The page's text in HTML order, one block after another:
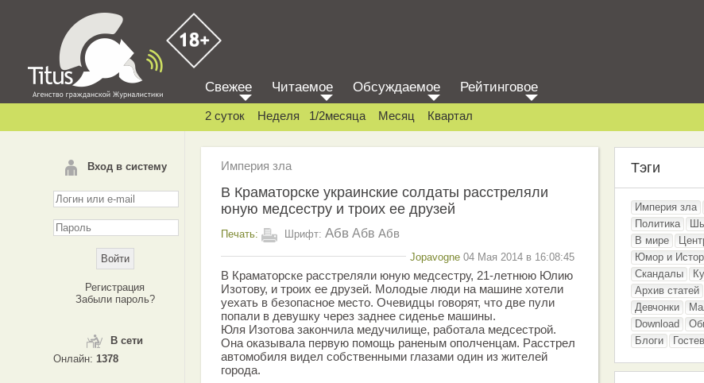
Вход в систему
Регистрация
Забыли пароль?
В сети
Онлайн: 1378
Свежее Читаемое Обсуждаемое Рейтинговое
2 суток Неделя 1/2месяца Месяц Квартал
Империя зла
В Краматорске украинские солдаты расстреляли
юную медсестру и троих ее друзей
Печать: Шрифт: Абв Абв Абв
Jopavogne 04 Мая 2014 в 16:08:45
В Краматорске расстреляли юную медсестру, 21-летнюю Юлию
Изотову, и троих ее друзей. Молодые люди на машине хотели
уехать в безопасное место. Очевидцы говорят, что две пули
попали в девушку через заднее сиденье машины.
Юля Изотова закончила медучилище, работала медсестрой.
Она оказывала первую помощь раненым ополченцам. Расстрел
автомобиля видел собственными глазами один из жителей
города.
Тэги
Империя зла
Политика
В мире
Юмор и
Скандалы
Архив статей
Девчонки
Download
Блоги